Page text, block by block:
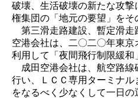
破壊、生活破壊の新たな攻
権集団の「地元の要望」を
第三滑走路建設、暫定滑走
空港会社は、二〇二〇年東
利用して「夜間飛行制限緩
成田空港会社は、航空路線
行い、ＬＣＣ専用ターミナ
をなるべく少なくして一日